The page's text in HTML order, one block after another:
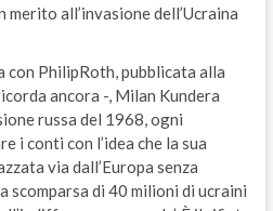
merito all’invasione dell’Ucraina
con PhilipRoth, pubblicata alla
ancora -, Milan Kundera
russa del 1968, ogni
i conti con l’idea che la sua
via dall’Europa senza
scomparsa di 40 milioni di ucraini